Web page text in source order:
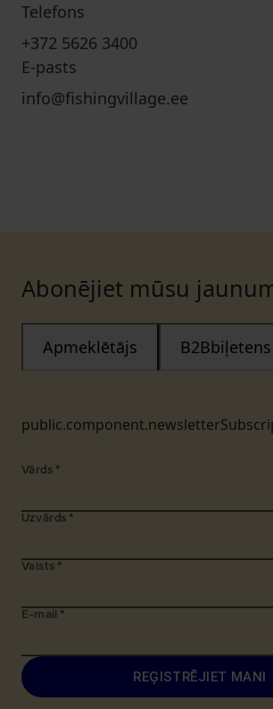
Telefons
+372 5626 3400
E-pasts
info@fishingvillage.ee
Abonējiet mūsu
Apmeklētājs B2Bbiļetens
Vārds *
Uzvārds *
Valsts *
E-mail *
REĢISTRĒJIET MANI